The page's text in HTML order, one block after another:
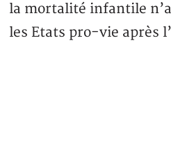
la mortalité infantile
les Etats pro-vie après